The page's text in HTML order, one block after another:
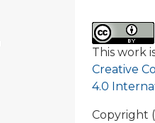
This work
Creative
4.0
Copyright